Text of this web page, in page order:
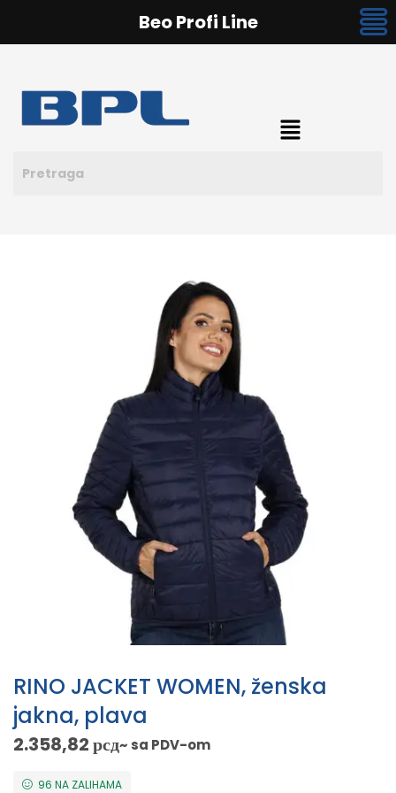
RINO JACKET WOMEN, ženska
jakna, plava
2.358,82рсд~ sa PDV-om
96 NA ZALIHAMA
Beo Profi Line